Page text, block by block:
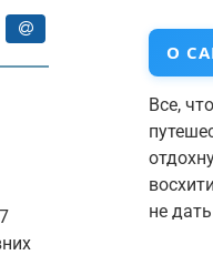
О
Все,
не